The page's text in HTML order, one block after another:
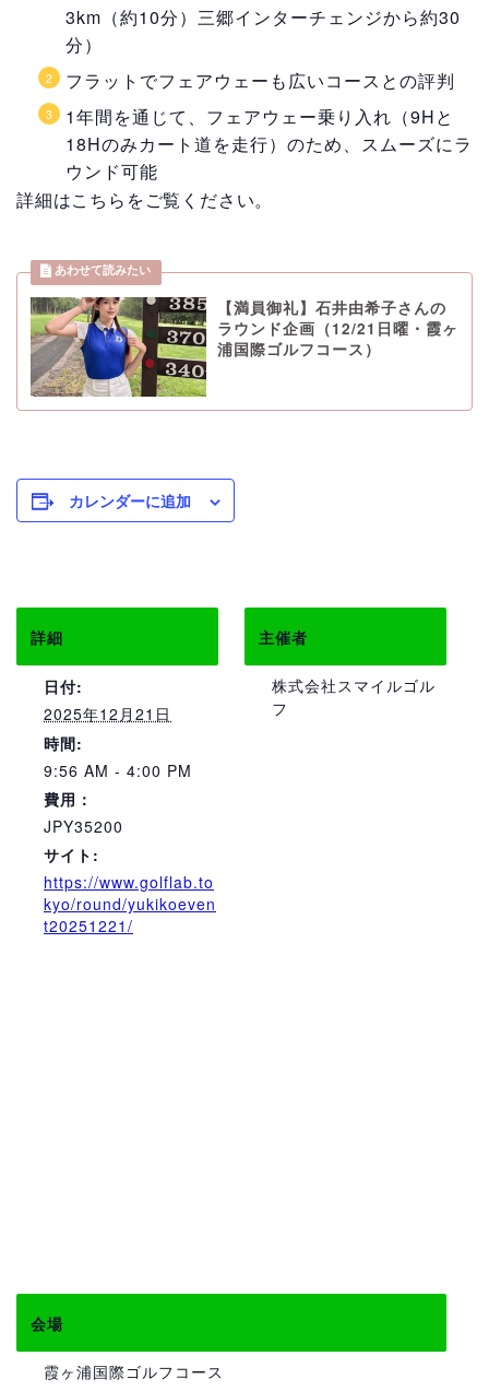
3km（約10分）三郷インターチェンジから約30
分）
フラットでフェアウェーも広いコースとの評判
1年間を通じて、フェアウェー乗り入れ（9Hと
18Hのみカート道を走行）のため、スムーズにラ
ウンド可能
詳細はこちらをご覧ください。
【満員御礼】石井由希子さんの
ラウンド企画（12/21日曜・霞ヶ
浦国際ゴルフコース）
カレンダーに追加
詳細
日付:
2025年12月21日
時間:
9:56 AM - 4:00 PM
費用：
JPY35200
サイト:
https://www.golflab.to
kyo/round/yukikoeven
t20251221/
主催者
株式会社スマイルゴル
フ
会場
霞ヶ浦国際ゴルフコース